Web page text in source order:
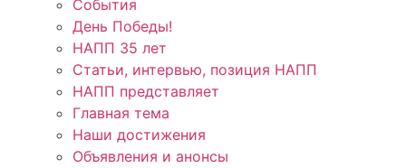
События
День Победы!
НАПП 35 лет
Статьи, интервью, позиция НАПП
НАПП представляет
Главная тема
Наши достижения
Объявления и анонсы